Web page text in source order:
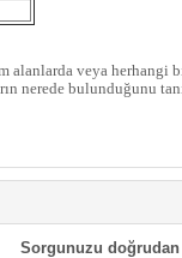
veya herhangi
nerede bulunduğunu
Sorgunuzu